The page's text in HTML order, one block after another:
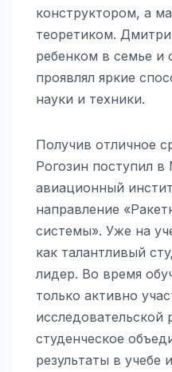
конструктором, а
теоретиком.
ребенком в семье и
проявлял яркие
науки и техники.
Получив отличное
Рогозин поступил в
авиационный
направление
системы». Уже на
как талантливый
лидер. Во время
только активно
исследовательской
студенческое
результаты в учебе